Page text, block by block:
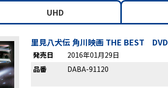
UHD
里見八犬伝 角川映画 THE BEST DVD
発売日 2016年01月29日
品番
DABA-91120